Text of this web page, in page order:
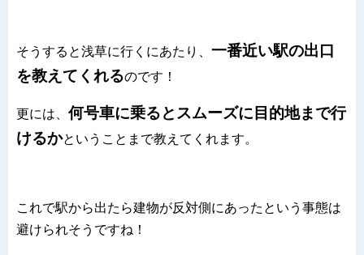
そうすると浅草に行くにあたり、 一番近い駅の出口
を教えてくれるのです！
更には、 何号車に乗るとスムーズに目的地まで行
けるかということまで教えてくれます。
これで駅から出たら建物が反対側にあったという事態は
避けられそうですね！